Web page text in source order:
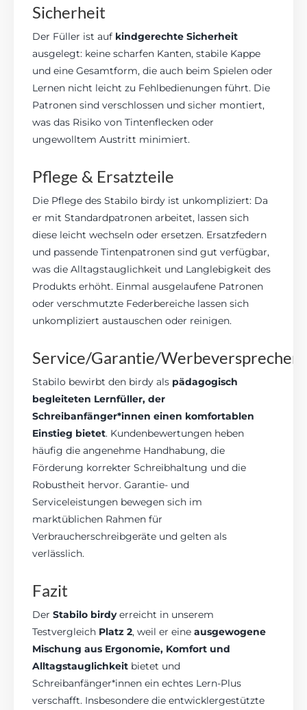
Sicherheit
Der Füller ist auf kindgerechte Sicherheit
ausgelegt: keine scharfen Kanten, stabile Kappe
und eine Gesamtform, die auch beim Spielen oder
Lernen nicht leicht zu Fehlbedienungen führt. Die
Patronen sind verschlossen und sicher montiert,
was das Risiko von Tintenflecken oder
ungewolltem Austritt minimiert.
Pflege & Ersatzteile
Die Pflege des Stabilo birdy ist unkompliziert: Da
er mit Standardpatronen arbeitet, lassen sich
diese leicht wechseln oder ersetzen. Ersatzfedern
und passende Tintenpatronen sind gut verfügbar,
was die Alltagstauglichkeit und Langlebigkeit des
Produkts erhöht. Einmal ausgelaufene Patronen
oder verschmutzte Federbereiche lassen sich
unkompliziert austauschen oder reinigen.
Service/Garantie/Werbeversprechen
Stabilo bewirbt den birdy als pädagogisch
begleiteten Lernfüller, der
Schreibanfänger*innen einen komfortablen
Einstieg bietet. Kundenbewertungen heben
häufig die angenehme Handhabung, die
Förderung korrekter Schreibhaltung und die
Robustheit hervor. Garantie- und
Serviceleistungen bewegen sich im
marktüblichen Rahmen für
Verbraucherschreibgeräte und gelten als
verlässlich.
Fazit
DerStabilo birdyerreicht in unserem
Testvergleich Platz 2, weil er eineausgewogene
Mischung aus Ergonomie, Komfort und
Alltagstauglichkeit bietet und
Schreibanfänger*innen ein echtes Lern-Plus
verschafft. Insbesondere die entwicklergestützte